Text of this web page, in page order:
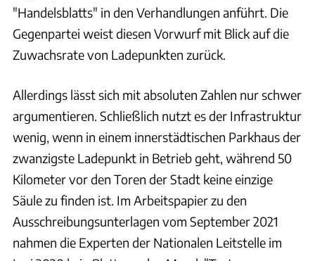
"Handelsblatts" in den Verhandlungen anführt. Die
Gegenpartei weist diesen Vorwurf mit Blick auf die
Zuwachsrate von Ladepunkten zurück.
Allerdings lässt sich mit absoluten Zahlen nur schwer
argumentieren. Schließlich nutzt es der Infrastruktur
wenig, wenn in einem innerstädtischen Parkhaus der
zwanzigste Ladepunkt in Betrieb geht, während 50
Kilometer vor den Toren der Stadt keine einzige
Säule zu finden ist. Im Arbeitspapier zu den
Ausschreibungsunterlagen vom September 2021
nahmen die Experten der Nationalen Leitstelle im